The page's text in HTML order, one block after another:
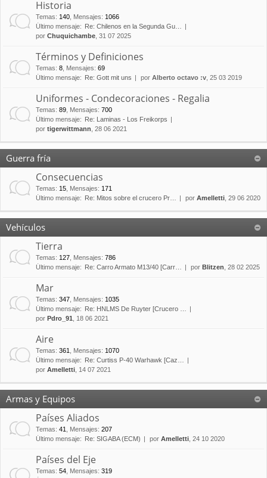
Historia
Temas: 140 Mensajes: 1066
Último mensaje:
Re: Chilenos en la Segunda Gu…
por Chuquichambe , 31 07 2025
Términos y Definiciones
Temas: 8 Mensajes: 69
Último mensaje:
Re: Gott mit uns por Alberto octavo :v , 25 03 2019
Uniformes - Condecoraciones - Regalia
Temas: 89 Mensajes: 700
Último mensaje:
Re: Laminas - Los Freikorps
por tigerwittmann , 28 06 2021
Guerra fría
Consecuencias
Temas: 15 Mensajes: 171
Último mensaje:
Re: Mitos sobre el crucero Pr… por Amelletti , 29 06 2020
Vehículos
Tierra
Temas: 127 Mensajes: 786
Último mensaje:
Re: Carro Armato M13/40 [Carr… por Blitzen , 28 02 2025
Mar
Temas: 347 Mensajes: 1035
Último mensaje:
Re: HNLMS De Ruyter [Crucero …
por Pdro_91 , 18 06 2021
Aire
Temas: 361 Mensajes: 1070
Último mensaje:
Re: Curtiss P-40 Warhawk [Caz…
por Amelletti , 14 07 2021
Armas y Equipos
Países Aliados
Temas: 41 Mensajes: 207
Último mensaje:
Re: SIGABA (ECM) por Amelletti , 24 10 2020
Países del Eje
Temas: 54 Mensajes: 319